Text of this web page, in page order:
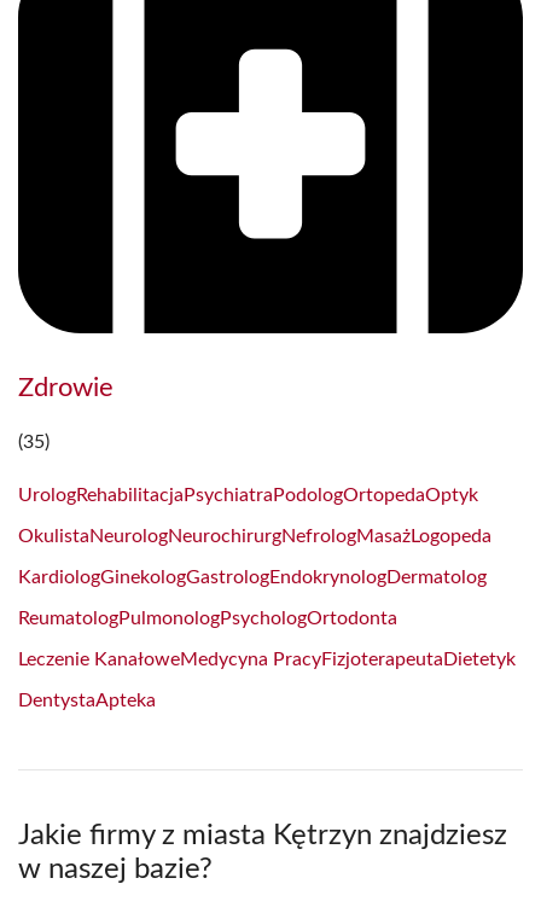
Zdrowie
(35)
UrologRehabilitacja Psychiatra PodologOrtopedaOptyk
OkulistaNeurologNeurochirurgNefrologMasażLogopeda
KardiologGinekologGastrologEndokrynologDermatolog
ReumatologPulmonologPsychologOrtodonta
Leczenie KanałoweMedycyna PracyFizjoterapeuta Dietetyk
DentystaApteka
Jakie firmy z miasta Kętrzyn znajdziesz
w naszej bazie?